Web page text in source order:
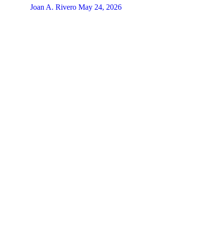
Joan A. Rivero May 24, 2026